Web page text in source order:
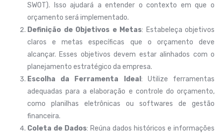
SWOT). Isso ajudará a entender o contexto em que o
orçamento será implementado.
Definição de Objetivos e Metas: Estabeleça objetivos
claros e metas específicas que o orçamento deve
alcançar. Esses objetivos devem estar alinhados com o
planejamento estratégico da empresa.
Escolha da Ferramenta Ideal : Utilize ferramentas
adequadas para a elaboração e controle do orçamento,
como planilhas eletrônicas ou softwares de gestão
financeira.
Coleta de Dados: Reúna dados históricos e informações